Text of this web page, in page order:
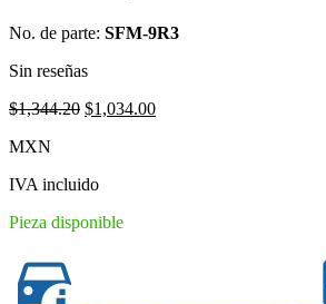
No. de parte: SFM-9R3
Sin reseñas
$1,344.20 Original
$1,034.00Current
MXN
IVA incluido
Pieza disponible